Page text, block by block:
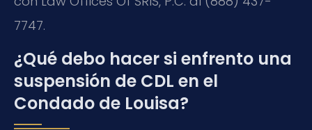
7747.
¿Qué debo hacer si enfrento una
suspensión de CDL en el
Condado de Louisa?